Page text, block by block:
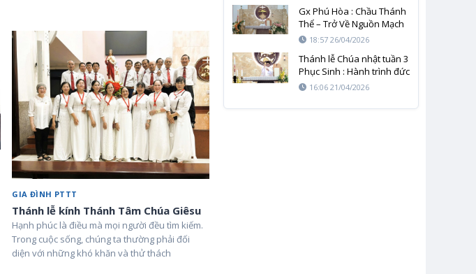
GIA ĐÌNH PTTT
Thánh lễ kính Thánh Tâm Chúa Giêsu
Hạnh phúc là điều mà mọi người đều tìm kiếm.
Trong cuộc sống, chúng ta thường phải đối
diện với những khó khăn và thử thách
Gx Phú Hòa : Chầu Thánh
Thể – Trở Về Nguồn Mạch
Sự Sống Và Tình Yêu
18:57 26/04/2026
Thánh lễ Chúa nhật tuần 3
Phục Sinh : Hành trình đức
tin của mỗi người chúng ta
16:06 21/04/2026